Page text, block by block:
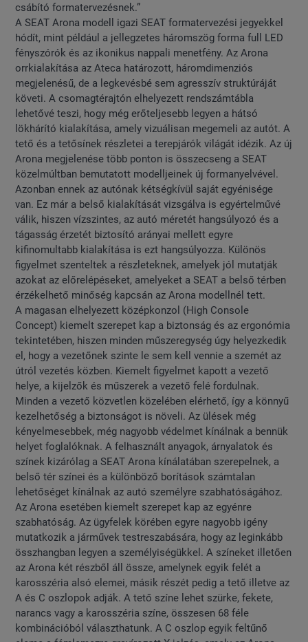
csábító formatervezésnek.”
A SEAT Arona modell igazi SEAT formatervezési jegyekkel
hódít, mint például a jellegzetes háromszög forma full LED
fényszórók és az ikonikus nappali menetfény. Az Arona
orrkialakítása az Ateca határozott, háromdimenziós
megjelenésű, de a legkevésbé sem agresszív struktúráját
követi. A csomagtérajtón elhelyezett rendszámtábla
lehetővé teszi, hogy még erőteljesebb legyen a hátsó
lökhárító kialakítása, amely vizuálisan megemeli az autót. A
tető és a tetősínek részletei a terepjárók világát idézik. Az új
Arona megjelenése több ponton is összecseng a SEAT
közelmúltban bemutatott modelljeinek új formanyelvével.
Azonban ennek az autónak kétségkívül saját egyénisége
van. Ez már a belső kialakítását vizsgálva is egyértelművé
válik, hiszen vízszintes, az autó méretét hangsúlyozó és a
tágasság érzetét biztosító arányai mellett egyre
kifinomultabb kialakítása is ezt hangsúlyozza. Különös
figyelmet szenteltek a részleteknek, amelyek jól mutatják
azokat az előrelépéseket, amelyeket a SEAT a belső térben
érzékelhető minőség kapcsán az Arona modellnél tett.
A magasan elhelyezett középkonzol (High Console
Concept) kiemelt szerepet kap a biztonság és az ergonómia
tekintetében, hiszen minden műszeregység úgy helyezkedik
el, hogy a vezetőnek szinte le sem kell vennie a szemét az
útról vezetés közben. Kiemelt figyelmet kapott a vezető
helye, a kijelzők és műszerek a vezető felé fordulnak.
Minden a vezető közvetlen közelében elérhető, így a könnyű
kezelhetőség a biztonságot is növeli. Az ülések még
kényelmesebbek, még nagyobb védelmet kínálnak a bennük
helyet foglalóknak. A felhasznált anyagok, árnyalatok és
színek kizárólag a SEAT Arona kínálatában szerepelnek, a
belső tér színei és a különböző borítások számtalan
lehetőséget kínálnak az autó személyre szabhatóságához.
Az Arona esetében kiemelt szerepet kap az egyénre
szabhatóság. Az ügyfelek körében egyre nagyobb igény
mutatkozik a járművek testreszabására, hogy az leginkább
összhangban legyen a személyiségükkel. A színeket illetően
az Arona két részből áll össze, amelynek egyik felét a
karosszéria alsó elemei, másik részét pedig a tető illetve az
A és C oszlopok adják. A tető színe lehet szürke, fekete,
narancs vagy a karosszéria színe, összesen 68 féle
kombinációból választhatunk. A C oszlop egyik feltűnő